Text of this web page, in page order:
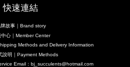
快速連結
故事｜Brand story
中心｜Member Center
Methods and Delivery Information
說明｜Payment Methods
Email：bj_succulents@hotmail.com